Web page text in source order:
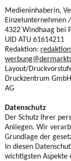
Medieninhaberin,
Einzelunternehmen
4322 Windhaag bei
UID ATU 61614211
Redaktion:
Layout/
Druckzentrum
AG
Datenschutz
Der Schutz Ihrer
Anliegen. Wir
Grundlage der
In diesen
wichtigsten Aspekte